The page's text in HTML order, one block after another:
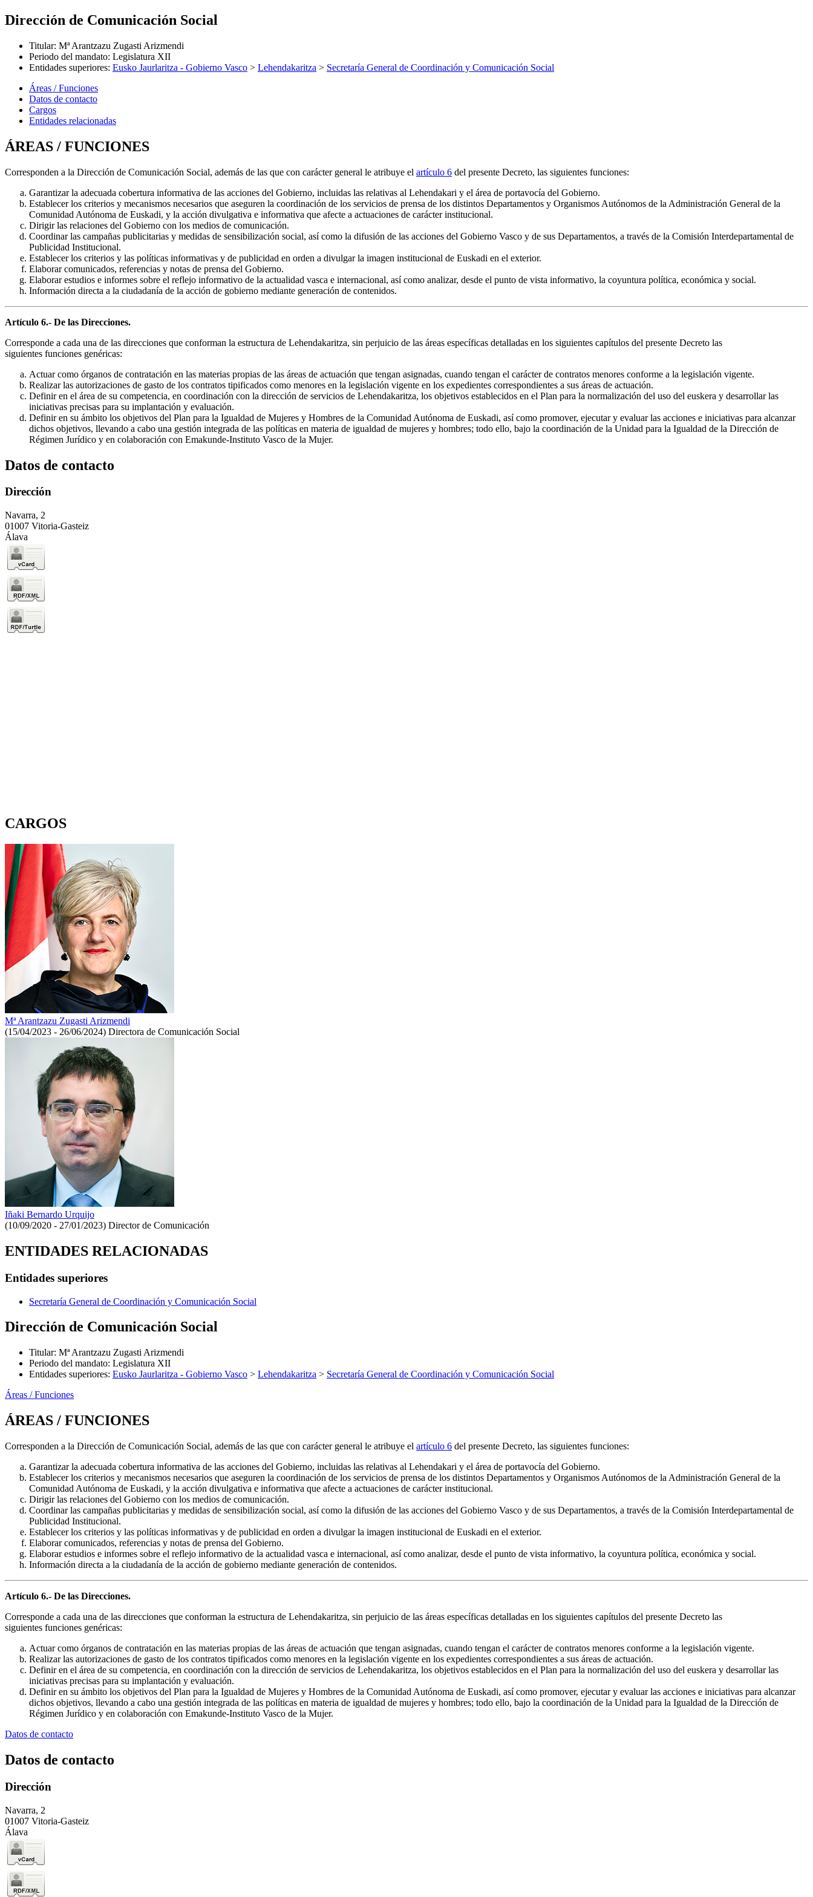
Dirección de Comunicación Social
Titular: Mª Arantzazu Zugasti Arizmendi
Periodo del mandato: Legislatura XII
Entidades superiores: Eusko Jaurlaritza - Gobierno Vasco > Lehendakaritza > Secretaría General de Coordinación y Comunicación Social
Áreas / Funciones
Datos de contacto
Cargos
Entidades relacionadas
ÁREAS / FUNCIONES
Corresponden a la Dirección de Comunicación Social, además de las que con carácter general le atribuye el artículo 6 del presente Decreto, las siguientes funciones:
Garantizar la adecuada cobertura informativa de las acciones del Gobierno, incluidas las relativas al Lehendakari y el área de portavocía del Gobierno.
Establecer los criterios y mecanismos necesarios que aseguren la coordinación de los servicios de prensa de los distintos Departamentos y Organismos Autónomos de la Administración General de la
Comunidad Autónoma de Euskadi, y la acción divulgativa e informativa que afecte a actuaciones de carácter institucional.
Dirigir las relaciones del Gobierno con los medios de comunicación.
Coordinar las campañas publicitarias y medidas de sensibilización social, así como la difusión de las acciones del Gobierno Vasco y de sus Departamentos, a través de la Comisión Interdepartamental de
Publicidad Institucional.
Establecer los criterios y las políticas informativas y de publicidad en orden a divulgar la imagen institucional de Euskadi en el exterior.
Elaborar comunicados, referencias y notas de prensa del Gobierno.
Elaborar estudios e informes sobre el reflejo informativo de la actualidad vasca e internacional, así como analizar, desde el punto de vista informativo, la coyuntura política, económica y social.
Información directa a la ciudadanía de la acción de gobierno mediante generación de contenidos.
Artículo 6.- De las Direcciones.
Corresponde a cada una de las direcciones que conforman la estructura de Lehendakaritza, sin perjuicio de las áreas específicas detalladas en los siguientes capítulos del presente Decreto las
siguientes funciones genéricas:
Actuar como órganos de contratación en las materias propias de las áreas de actuación que tengan asignadas, cuando tengan el carácter de contratos menores conforme a la legislación vigente.
Realizar las autorizaciones de gasto de los contratos tipificados como menores en la legislación vigente en los expedientes correspondientes a sus áreas de actuación.
Definir en el área de su competencia, en coordinación con la dirección de servicios de Lehendakaritza, los objetivos establecidos en el Plan para la normalización del uso del euskera y desarrollar las
iniciativas precisas para su implantación y evaluación.
Definir en su ámbito los objetivos del Plan para la Igualdad de Mujeres y Hombres de la Comunidad Autónoma de Euskadi, así como promover, ejecutar y evaluar las acciones e iniciativas para alcanzar
dichos objetivos, llevando a cabo una gestión integrada de las políticas en materia de igualdad de mujeres y hombres; todo ello, bajo la coordinación de la Unidad para la Igualdad de la Dirección de
Régimen Jurídico y en colaboración con Emakunde-Instituto Vasco de la Mujer.
Datos de contacto
Dirección
Navarra, 2
01007 Vitoria-Gasteiz
Álava
CARGOS
Mª Arantzazu Zugasti Arizmendi
(15/04/2023 - 26/06/2024) Directora de Comunicación Social
Iñaki Bernardo Urquijo
(10/09/2020 - 27/01/2023) Director de Comunicación
ENTIDADES RELACIONADAS
Entidades superiores
Secretaría General de Coordinación y Comunicación Social
Dirección de Comunicación Social
Titular: Mª Arantzazu Zugasti Arizmendi
Periodo del mandato: Legislatura XII
Entidades superiores: Eusko Jaurlaritza - Gobierno Vasco > Lehendakaritza > Secretaría General de Coordinación y Comunicación Social
Áreas / Funciones
ÁREAS / FUNCIONES
Corresponden a la Dirección de Comunicación Social, además de las que con carácter general le atribuye el artículo 6 del presente Decreto, las siguientes funciones:
Garantizar la adecuada cobertura informativa de las acciones del Gobierno, incluidas las relativas al Lehendakari y el área de portavocía del Gobierno.
Establecer los criterios y mecanismos necesarios que aseguren la coordinación de los servicios de prensa de los distintos Departamentos y Organismos Autónomos de la Administración General de la
Comunidad Autónoma de Euskadi, y la acción divulgativa e informativa que afecte a actuaciones de carácter institucional.
Dirigir las relaciones del Gobierno con los medios de comunicación.
Coordinar las campañas publicitarias y medidas de sensibilización social, así como la difusión de las acciones del Gobierno Vasco y de sus Departamentos, a través de la Comisión Interdepartamental de
Publicidad Institucional.
Establecer los criterios y las políticas informativas y de publicidad en orden a divulgar la imagen institucional de Euskadi en el exterior.
Elaborar comunicados, referencias y notas de prensa del Gobierno.
Elaborar estudios e informes sobre el reflejo informativo de la actualidad vasca e internacional, así como analizar, desde el punto de vista informativo, la coyuntura política, económica y social.
Información directa a la ciudadanía de la acción de gobierno mediante generación de contenidos.
Artículo 6.- De las Direcciones.
Corresponde a cada una de las direcciones que conforman la estructura de Lehendakaritza, sin perjuicio de las áreas específicas detalladas en los siguientes capítulos del presente Decreto las
siguientes funciones genéricas:
Actuar como órganos de contratación en las materias propias de las áreas de actuación que tengan asignadas, cuando tengan el carácter de contratos menores conforme a la legislación vigente.
Realizar las autorizaciones de gasto de los contratos tipificados como menores en la legislación vigente en los expedientes correspondientes a sus áreas de actuación.
Definir en el área de su competencia, en coordinación con la dirección de servicios de Lehendakaritza, los objetivos establecidos en el Plan para la normalización del uso del euskera y desarrollar las
iniciativas precisas para su implantación y evaluación.
Definir en su ámbito los objetivos del Plan para la Igualdad de Mujeres y Hombres de la Comunidad Autónoma de Euskadi, así como promover, ejecutar y evaluar las acciones e iniciativas para alcanzar
dichos objetivos, llevando a cabo una gestión integrada de las políticas en materia de igualdad de mujeres y hombres; todo ello, bajo la coordinación de la Unidad para la Igualdad de la Dirección de
Régimen Jurídico y en colaboración con Emakunde-Instituto Vasco de la Mujer.
Datos de contacto
Datos de contacto
Dirección
Navarra, 2
01007 Vitoria-Gasteiz
Álava